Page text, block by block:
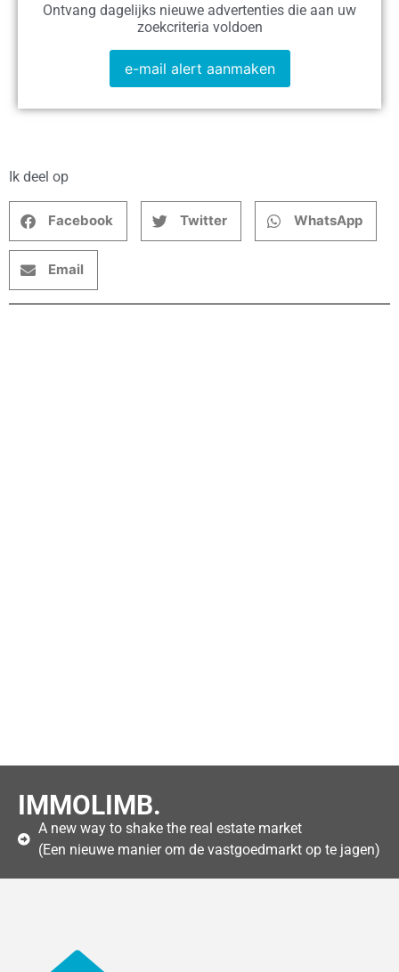
Ontvang dagelijks nieuwe advertenties die aan uw
zoekcriteria voldoen
e-mail alert aanmaken
Ik deel op
Facebook Twitter WhatsApp
Email
IMMOLIMB.
A new way to shake the real estate market
(Een nieuwe manier om de vastgoedmarkt op te jagen)